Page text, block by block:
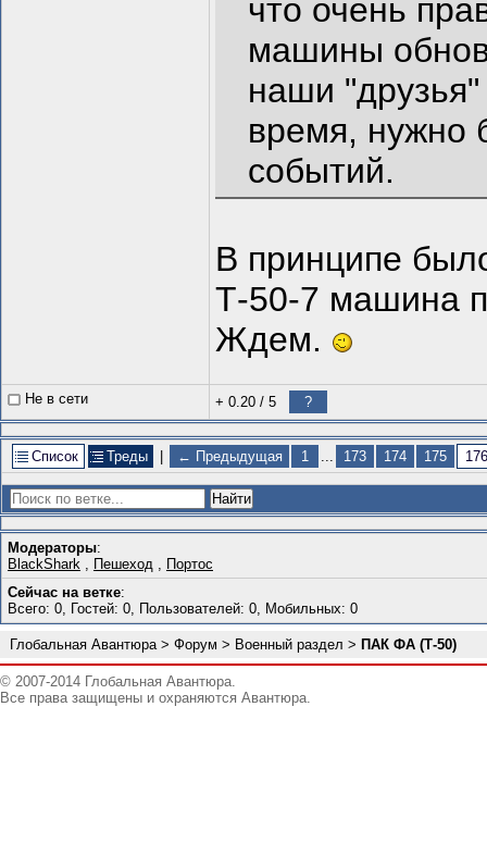
что очень
машины
наши
время, нужно
событий.
В принципе
Т-50-7 машина
Ждем.
Не в сети + 0.20 / 5 ?
Список Треды ← Предыдущая 1 ... 173 174 175 176
Модераторы:
BlackShark , Пешеход , Портос
Сейчас на ветке:
Всего: 0, Гостей: 0, Пользователей: 0, Мобильных: 0
Глобальная Авантюра> Форум > Военный раздел > ПАК ФА (Т-50)
© 2007-2014 Глобальная Авантюра.
Все права защищены и охраняются Авантюра.